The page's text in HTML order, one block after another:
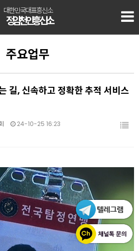
대한민국대표흥신소
정암 천안흥신소
주요업무
길, 신속하고 정확한 추적 서비스
24-10-25 16:23